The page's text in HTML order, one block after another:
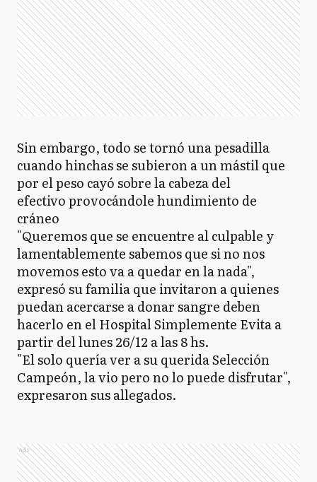
Sin embargo, todo se tornó una pesadilla
cuando hinchas se subieron a un mástil que
por el peso cayó sobre la cabeza del
efectivo provocándole hundimiento de
cráneo
"Queremos que se encuentre al culpable y
lamentablemente sabemos que si no nos
movemos esto va a quedar en la nada",
expresó su familia que invitaron a quienes
puedan acercarse a donar sangre deben
hacerlo en el Hospital Simplemente Evita a
partir del lunes 26/12 a las 8 hs.
"El solo quería ver a su querida Selección
Campeón, la vio pero no lo puede disfrutar",
expresaron sus allegados.
Ads